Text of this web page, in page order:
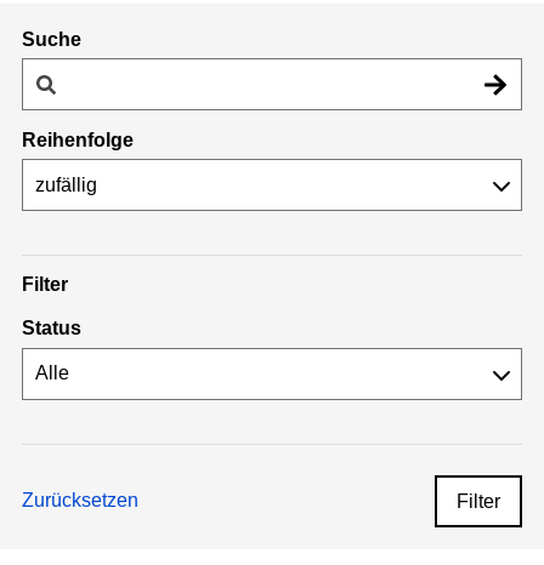
Suche
Reihenfolge
Filter
Status
Zurücksetzen Filter